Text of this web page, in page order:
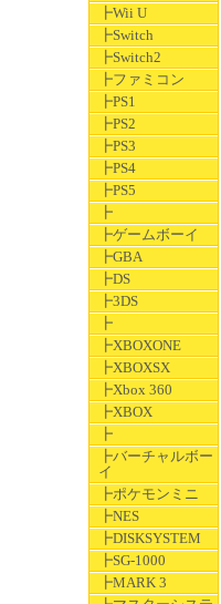
┣Wii U
┣Switch
┣Switch2
┣ファミコン
┣PS1
┣PS2
┣PS3
┣PS4
┣PS5
┣
┣ゲームボーイ
┣GBA
┣DS
┣3DS
┣
┣XBOXONE
┣XBOXSX
┣Xbox 360
┣XBOX
┣
┣バーチャルボー
イ
┣ポケモンミニ
┣NES
┣DISKSYSTEM
┣SG-1000
┣MARK 3